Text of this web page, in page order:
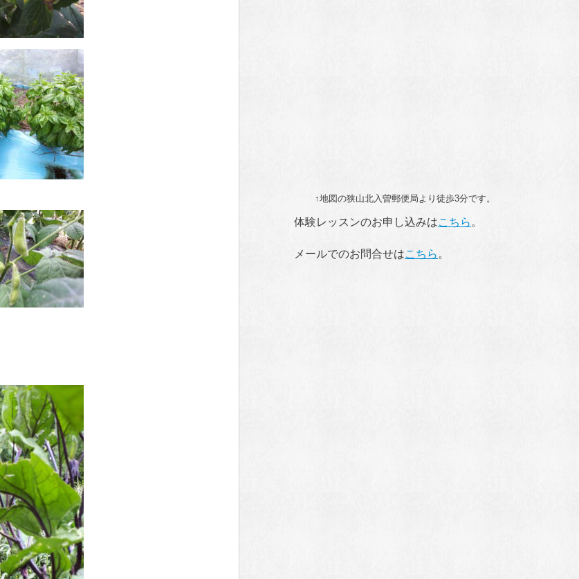
↑地図の狭山北入曽郵便局より徒歩3分です。
体験レッスンのお申し込みはこちら 。
メールでのお問合せはこちら 。